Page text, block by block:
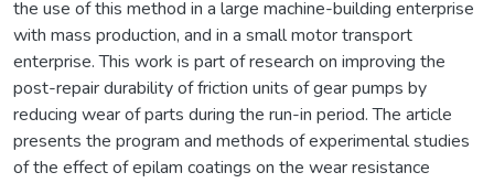
the use of this method in a large machine-building enterprise
with mass production, and in a small motor transport
enterprise. This work is part of research on improving the
post-repair durability of friction units of gear pumps by
reducing wear of parts during the run-in period. The article
presents the program and methods of experimental studies
of the effect of epilam coatings on the wear resistance